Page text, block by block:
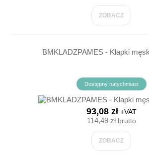
ZOBACZ
BMKLADZPAMES - Klapki
Dostępny natychmiast
93,08 zł+VAT
114,49 złbrutto
ZOBACZ